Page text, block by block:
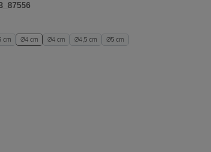
cm Ø4 cm Ø4 cm Ø4,5 cm Ø5 cm